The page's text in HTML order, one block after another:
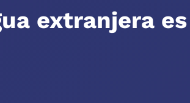
extranjera